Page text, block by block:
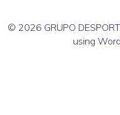
© 2026 GRUPO
using